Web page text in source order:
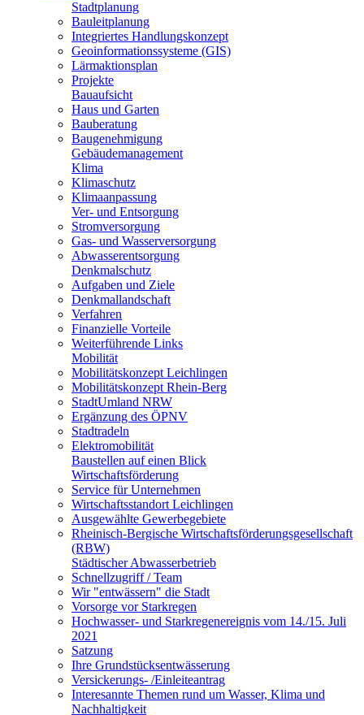
Stadtplanung
Bauleitplanung
Integriertes Handlungskonzept
Geoinformationssysteme (GIS)
Lärmaktionsplan
Projekte
Bauaufsicht
Haus und Garten
Bauberatung
Baugenehmigung
Gebäudemanagement
Klima
Klimaschutz
Klimaanpassung
Ver- und Entsorgung
Stromversorgung
Gas- und Wasserversorgung
Abwasserentsorgung
Denkmalschutz
Aufgaben und Ziele
Denkmallandschaft
Verfahren
Finanzielle Vorteile
Weiterführende Links
Mobilität
Mobilitätskonzept Leichlingen
Mobilitätskonzept Rhein-Berg
StadtUmland NRW
Ergänzung des ÖPNV
Stadtradeln
Elektromobilität
Baustellen auf einen Blick
Wirtschaftsförderung
Service für Unternehmen
Wirtschaftsstandort Leichlingen
Ausgewählte Gewerbegebiete
Rheinisch-Bergische Wirtschaftsförderungsgesellschaft
(RBW)
Städtischer Abwasserbetrieb
Schnellzugriff / Team
Wir "entwässern" die Stadt
Vorsorge vor Starkregen
Hochwasser- und Starkregenereignis vom 14./15. Juli
2021
Satzung
Ihre Grundstücksentwässerung
Versickerungs- /Einleiteantrag
Interesannte Themen rund um Wasser, Klima und
Nachhaltigkeit